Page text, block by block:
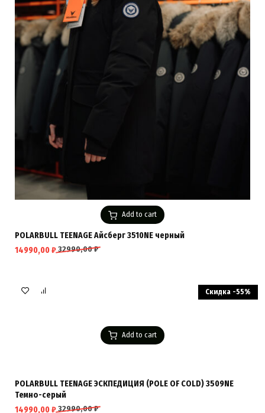
Add to cart
POLARBULL TEENAGE Айсберг 3510NE черный
32990,00₽
14990,00₽
Add to cart
Скидка -55%
POLARBULL TEENAGE ЭСКПЕДИЦИЯ (POLE OF COLD) 3509NE
Темно-серый
32990,00₽
14990,00₽